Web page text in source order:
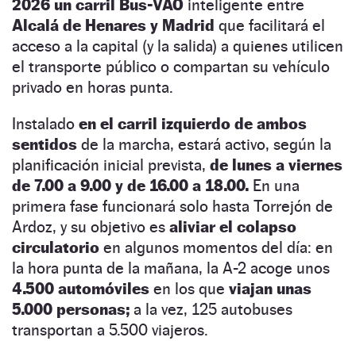
2026 un carril Bus-VAO inteligente entre
Alcalá de Henares y Madrid que facilitará el
acceso a la capital (y la salida) a quienes utilicen
el transporte público o compartan su vehículo
privado en horas punta.
Instalado en el carril izquierdo de ambos
sentidos de la marcha, estará activo, según la
planificación inicial prevista, de lunes a viernes
de 7.00 a 9.00 y de 16.00 a 18.00. En una
primera fase funcionará solo hasta Torrejón de
Ardoz, y su objetivo es aliviar el colapso
circulatorio en algunos momentos del día: en
la hora punta de la mañana, la A-2 acoge unos
4.500 automóviles en los que viajan unas
5.000 personas; a la vez, 125 autobuses
transportan a 5.500 viajeros.